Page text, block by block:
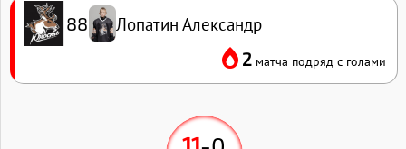
88 Лопатин Александр
2 матча подряд с голами